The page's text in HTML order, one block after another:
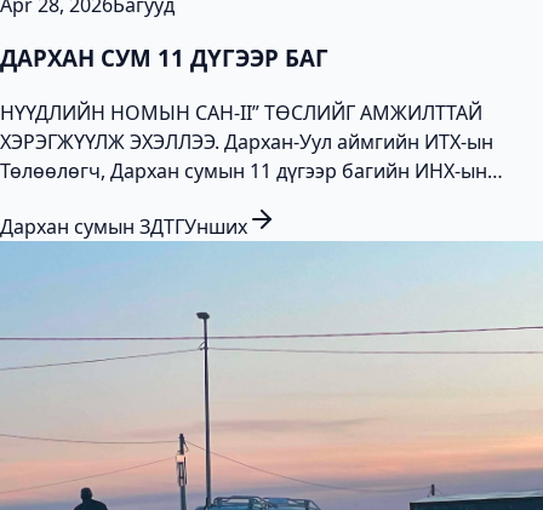
ДАРХАН СУМ 11 ДҮГЭЭР БАГ
НҮҮДЛИЙН НОМЫН САН-II” ТӨСЛИЙГ АМЖИЛТТАЙ
ХЭРЭГЖҮҮЛЖ ЭХЭЛЛЭЭ. Дархан-Уул аймгийн ИТХ-ын
Төлөөлөгч, Дархан сумын 11 дүгээр багийн ИНХ-ын
боловсролын 9 дүгээр сургуулийн сурагчид, Дархан
Дархан сумын ЗДТГУнших